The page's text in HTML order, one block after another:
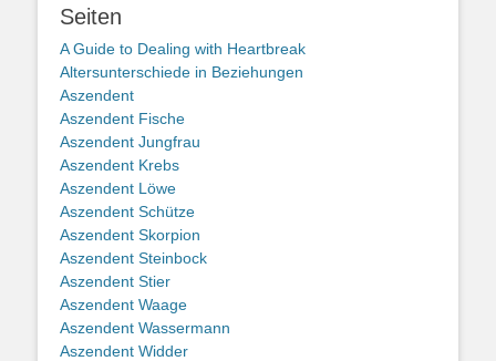
Seiten
A Guide to Dealing with Heartbreak
Altersunterschiede in Beziehungen
Aszendent
Aszendent Fische
Aszendent Jungfrau
Aszendent Krebs
Aszendent Löwe
Aszendent Schütze
Aszendent Skorpion
Aszendent Steinbock
Aszendent Stier
Aszendent Waage
Aszendent Wassermann
Aszendent Widder